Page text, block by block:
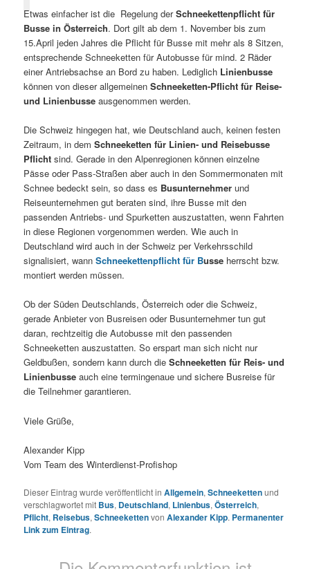
Etwas einfacher ist die Regelung derSchneekettenpflicht für
Busse in Österreich. Dort gilt ab dem 1. November bis zum
15.April jeden Jahres die Pflicht für Busse mit mehr als 8 Sitzen,
entsprechende Schneeketten für Autobusse für mind. 2 Räder
einer Antriebsachse an Bord zu haben. Lediglich Linienbusse
können von dieser allgemeinenSchneeketten-Pflicht für Reise-
und Linienbusse ausgenommen werden.
Die Schweiz hingegen hat, wie Deutschland auch, keinen festen
Zeitraum, in demSchneeketten für Linien- und Reisebusse
Pflicht sind. Gerade in den Alpenregionen können einzelne
Pässe oder Pass-Straßen aber auch in den Sommermonaten mit
Schnee bedeckt sein, so dass es Busunternehmer und
Reiseunternehmen gut beraten sind, ihre Busse mit den
passenden Antriebs- und Spurketten auszustatten, wenn Fahrten
in diese Regionen vorgenommen werden. Wie auch in
Deutschland wird auch in der Schweiz per Verkehrsschild
signalisiert, wannSchneekettenpflicht für Busse herrscht bzw.
montiert werden müssen.
Ob der Süden Deutschlands, Österreich oder die Schweiz,
gerade Anbieter von Busreisen oder Busunternehmer tun gut
daran, rechtzeitig die Autobusse mit den passenden
Schneeketten auszustatten. So erspart man sich nicht nur
Geldbußen, sondern kann durch dieSchneeketten für Reis- und
Linienbusse auch eine termingenaue und sichere Busreise für
die Teilnehmer garantieren.
Viele Grüße,
Alexander Kipp
Vom Team des Winterdienst-Profishop
Dieser Eintrag wurde veröffentlicht inAllgemein,Schneekettenund
verschlagwortet mit Bus, Deutschland, Linienbus,Österreich,
Pflicht, Reisebus,SchneekettenvonAlexander Kipp. Permanenter
Link zum Eintrag.